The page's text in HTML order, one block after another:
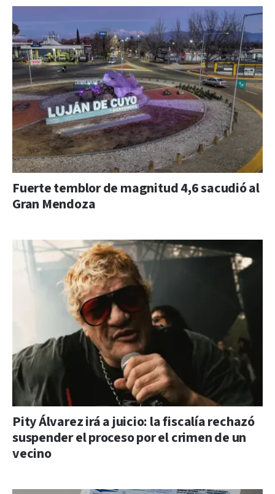
Fuerte temblor de magnitud 4,6 sacudió al
Gran Mendoza
Pity Álvarez irá a juicio: la fiscalía rechazó
suspender el proceso por el crimen de un
vecino